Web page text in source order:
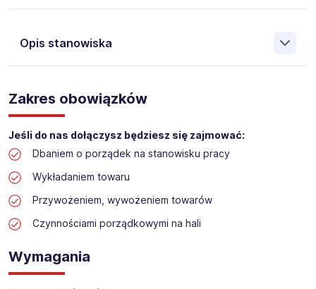
Opis stanowiska
Pośrednictwa Pracy i Doradztwa Personalnego Work &
Profit jest obecnie jedną z największych niezależnych
polskich agencji zatrudnienia. W ciągu wielu lat naszej
działalności daliśmy pracę przeszło 50 000 pracowników
w całym kraju. Skutecznie znajdujemy pracowników dla
największych firm, jak również małych rodzinnych
przedsiębiorstw w Polsce. Agencja jest wpisana pod nr
stanowisko:
Lokalizacja: Elbląg
Zakres obowiązków
Jeśli do nas dołączysz będziesz się zajmować:
Dbaniem o porządek na stanowisku pracy
Wykładaniem towaru
Przywożeniem, wywożeniem towarów
Czynnościami porządkowymi na hali
Wymagania